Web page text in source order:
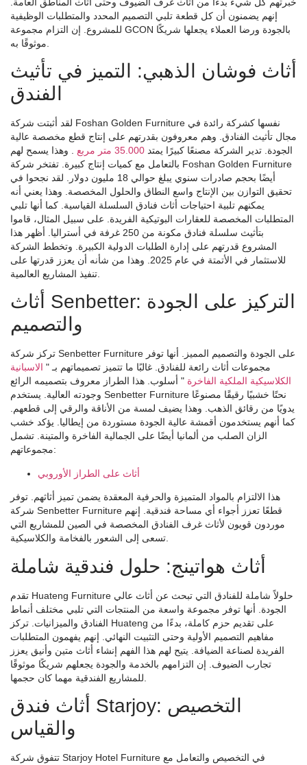
إنهم يضمنون أن كل قطعة تلبي التصميم المحدد والمتطلبات الوظيفية
للمشروع. إن التزام مجموعة GCON بالجودة ورضا العملاء يجعلها شريكًا
أثاث فوشان الذهبي: التميز في تأثيث
الفندق
لقد أثبتت شركة Foshan Golden Furniture نفسها كشركة رائدة في
مجال تأثيث الفنادق. وهم معروفون بقدرتهم على إنتاج قطع مخصصة عالية
الجودة. تدير الشركة مصنعًا كبيرًا يمتد 35.000 متر مربع
. وهذا يسمح لهم
بالتعامل مع كميات إنتاج كبيرة. تفتخر شركة Foshan Golden Furniture
أيضًا بحجم صادرات سنوي يبلغ حوالي 18 مليون دولار. لقد نجحوا في
تحقيق التوازن بين الإنتاج واسع النطاق والحلول المخصصة. وهذا يعني أنه
يمكنهم تلبية احتياجات أثاث فنادق السلسلة القياسية. كما أنها تلبي
المتطلبات المخصصة للعقارات البوتيكية الفريدة. على سبيل المثال، قاموا
بتأثيث سلسلة فنادق مكونة من 250 غرفة في أستراليا. أظهر هذا
المشروع قدرتهم على إدارة الطلبات الدولية الكبيرة. وتخطط الشركة
للاستثمار في الأتمتة في عام 2025. وهذا من شأنه أن يعزز قدرتها على
أثاث Senbetter: التركيز على الجودة
تركز شركة Senbetter Furniture على الجودة والتصميم المميز. أنها توفر
مجموعات أثاث رائعة للفنادق. غالبًا ما تتميز تصميماتهم بـ " الاسبانية
الكلاسيكية الملكية الفاخرة " أسلوب. هذا الطراز معروف بتصميمه الرائع
وجودته العالية. يستخدم Senbetter Furniture نحتًا خشبيًا رقيقًا مصنوعًا
يدويًا من رقائق الذهب. وهذا يضيف لمسة من الأناقة والرقي إلى قطعهم.
كما أنهم يستخدمون أقمشة عالية الجودة مستوردة من إيطاليا. يؤكد خشب
الزان الصلب من ألمانيا أيضًا على الجمالية الفاخرة والمتينة. تشمل
مجموعاتهم:
أثاث على الطراز الأوروبي
هذا الالتزام بالمواد المتميزة والحرفية المعقدة يضمن تميز أثاثهم. توفر
شركة Senbetter Furniture قطعًا تعزز أجواء أي مساحة فندقية. إنهم
موردون قويون لأثاث غرف الفنادق المخصصة في الصين للمشاريع التي
أثاث هواتينج: حلول فندقية شاملة
تقدم Huateng Furniture حلولاً شاملة للفنادق التي تبحث عن أثاث عالي
الجودة. أنها توفر مجموعة واسعة من المنتجات التي تلبي مختلف أنماط
الفنادق والميزانيات. تركز Huateng على تقديم حزم كاملة، بدءًا من
مفاهيم التصميم الأولية وحتى التثبيت النهائي. إنهم يفهمون المتطلبات
الفريدة لصناعة الضيافة. يتيح لهم هذا الفهم إنشاء أثاث متين وأنيق يعزز
تجارب الضيوف. إن التزامهم بالخدمة والجودة يجعلهم شريكًا موثوقًا
أثاث فندق Starjoy: التخصيص
تتفوق شركة Starjoy Hotel Furniture في التخصيص والتعامل مع